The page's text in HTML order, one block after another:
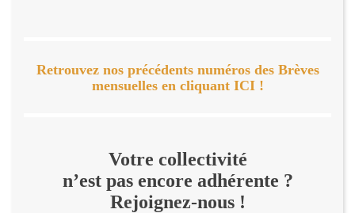
Retrouvez nos précédents numéros des Brèves
mensuelles en cliquant ICI !
Votre collectivité
n’est pas encore adhérente ?
Rejoignez-nous !